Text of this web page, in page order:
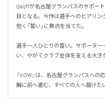
Qaijffが名古屋グランパスのサポー
目となる。今作は選手へのヒアリ
抱く「誓い」に焦点を当てた。
選手一人ひとりの誓い。サポータ
い、やがてクラブ全体を支える大き
『VOW』は、名古屋グランパスへ
胸に前へ進む、すべての人へ届けた